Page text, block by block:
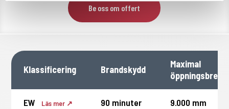
Be oss om offert
Klassificering Brandskydd
Maximal
öppningsbredd
EW Läs mer ↗ 90 minuter 9.000 mm